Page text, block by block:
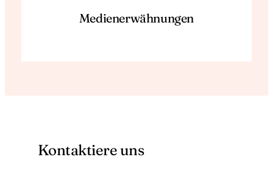
Medienerwähnungen
Kontaktiere uns